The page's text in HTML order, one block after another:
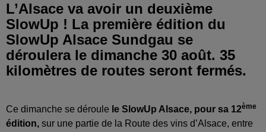
L’Alsace va avoir un deuxième
SlowUp ! La première édition du
SlowUp Alsace Sundgau se
déroulera le dimanche 30 août. 35
kilomètres de routes seront fermés.
Ce dimanche se déroule le SlowUp Alsace, pour sa 12ème
édition, sur une partie de la Route des vins d’Alsace, entre